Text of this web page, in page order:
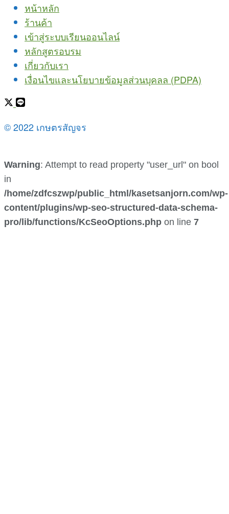
หน้าหลัก
ร้านค้า
เข้าสู่ระบบเรียนออนไลน์
หลักสูตรอบรม
เกี่ยวกับเรา
เงื่อนไขและนโยบายข้อมูลส่วนบุคลล (PDPA)
© 2022 เกษตรสัญจร
Warning: Attempt to read property "user_url" on bool
in
/home/zdfcszwp/public_html/kasetsanjorn.com/wp-
content/plugins/wp-seo-structured-data-schema-
pro/lib/functions/KcSeoOptions.php on line 7